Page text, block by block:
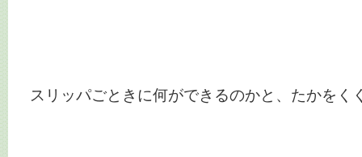
スリッパごときに何ができるのかと、たかをく